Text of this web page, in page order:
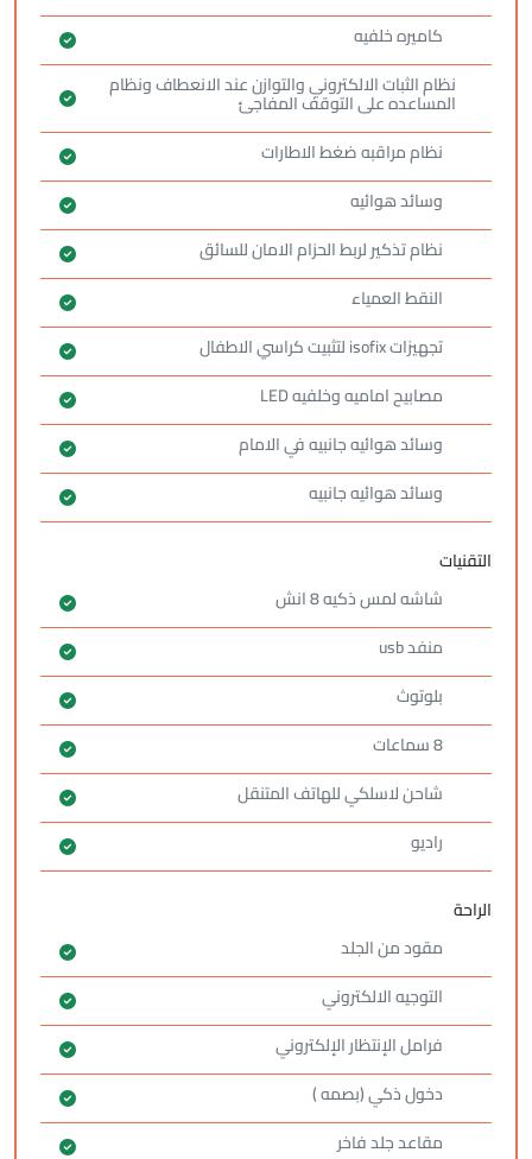
كاميره خلفيه
نظام الثبات الالكتروني والتوازن عند الانعطاف ونظام
المساعده على التوقف المفاجئ
نظام مراقبه ضغط الاطارات
وسائد هوائيه
نظام تذكير لربط الحزام الامان للسائق
النقط العمياء
تجهيزات isofix لتثبيت كراسي الاطفال
مصابيح اماميه وخلفيه LED
وسائد هوائيه جانبيه في الامام
وسائد هوائيه جانبيه
التقنيات
شاشه لمس ذكيه 8 انش
منفد usb
بلوتوث
شاحن لاسلكي للهاتف المتنقل
راديو
الراحة
مقود من الجلد
التوجيه الالكتروني
فرامل الإنتظار الإلكتروني
دخول ذكي (بصمه )
مقاعد جلد فاخر